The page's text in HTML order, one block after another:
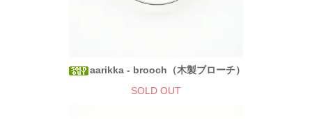
aarikka - brooch（木製ブローチ）
SOLD OUT